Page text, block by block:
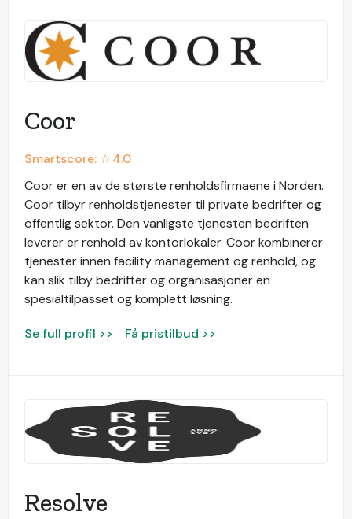
Coor
Smartscore: ☆4.0
Coor er en av de største renholdsfirmaene i Norden.
Coor tilbyr renholdstjenester til private bedrifter og
offentlig sektor. Den vanligste tjenesten bedriften
leverer er renhold av kontorlokaler. Coor kombinerer
tjenester innen facility management og renhold, og
kan slik tilby bedrifter og organisasjoner en
spesialtilpasset og komplett løsning.
Se full profil >> Få pristilbud >>
Resolve